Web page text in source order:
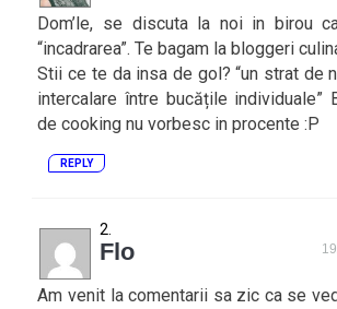
Dom’le, se discuta la noi in birou
“incadrarea”. Te bagam la bloggeri
Stii ce te da insa de gol? “un strat de
intercalare între bucățile individuale”
de cooking nu vorbesc in procente :P
REPLY
Flo
Am venit la comentarii sa zic ca se